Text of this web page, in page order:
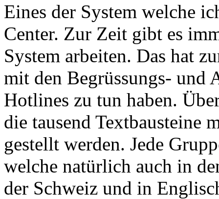
Eines der System welche
Center. Zur Zeit gibt es
System arbeiten. Das hat
mit den Begrüssungs- und
Hotlines zu tun haben.
die tausend Textbausteine
gestellt werden. Jede
welche natürlich auch in
der Schweiz und in